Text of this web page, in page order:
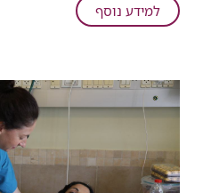
למידע נוסףעל
שווה